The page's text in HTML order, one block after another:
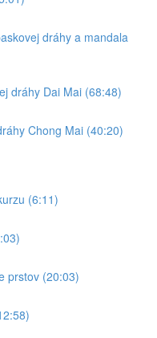
dráhy a mandala
dráhy Dai Mai (68:48)
Chong Mai (40:20)
(6:11)
prstov (20:03)